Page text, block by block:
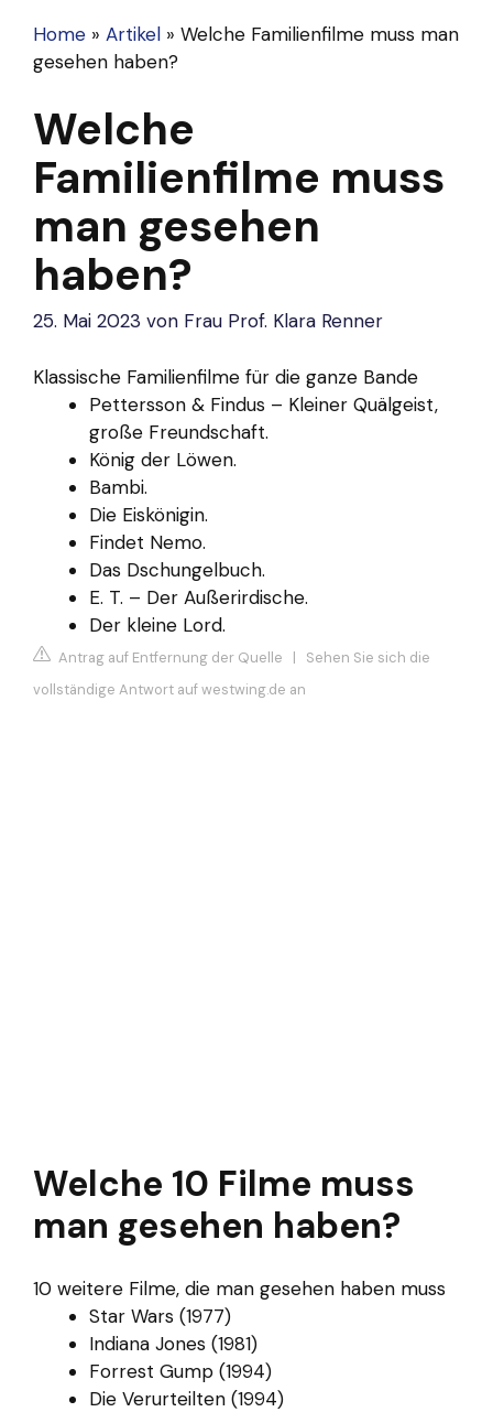
Home » Artikel » Welche Familienfilme muss man
gesehen haben?
Welche
Familienfilme muss
man gesehen
haben?
25. Mai 2023 von Frau Prof. Klara Renner
Klassische Familienfilme für die ganze Bande
Pettersson & Findus – Kleiner Quälgeist,
große Freundschaft.
König der Löwen.
Bambi.
Die Eiskönigin.
Findet Nemo.
Das Dschungelbuch.
E. T. – Der Außerirdische.
Der kleine Lord.
Antrag auf Entfernung der Quelle | Sehen Sie sich die
vollständige Antwort auf westwing.de an
Welche 10 Filme muss
man gesehen haben?
10 weitere Filme, die man gesehen haben muss
Star Wars (1977)
Indiana Jones (1981)
Forrest Gump (1994)
Die Verurteilten (1994)